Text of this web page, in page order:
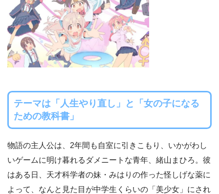
テーマは「人生やり直し」と「女の子になる
ための教科書」
物語の主人公は、2年間も自室に引きこもり、いかがわし
いゲームに明け暮れるダメニートな青年、緒山まひろ。彼
はある日、天才科学者の妹・みはりの作った怪しげな薬に
よって、なんと見た目が中学生くらいの「美少女」にされ